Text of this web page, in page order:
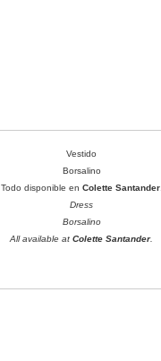
Vestido
Borsalino
Todo disponible en Colette Santander.
Dress
Borsalino
All available at Colette Santander.